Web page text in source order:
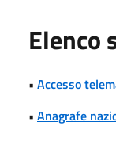
Elenco
• Accesso
• Anagrafe